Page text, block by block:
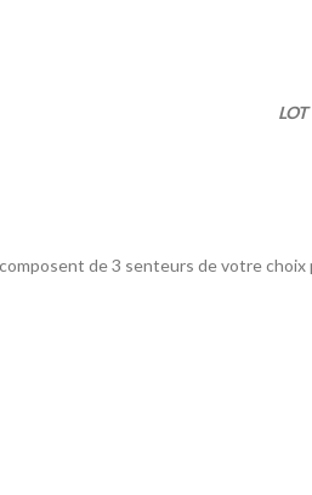
de 3 senteurs de votre choix